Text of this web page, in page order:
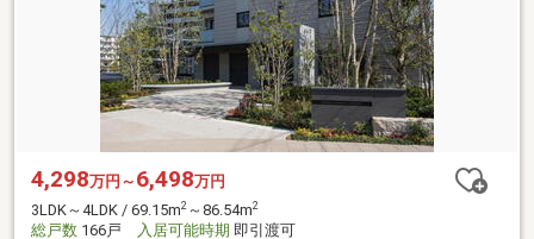
4,298万円～ 6,498万円
3LDK～4LDK / 69.15m2 ～86.54m2
総戸数 166戸 入居可能時期 即引渡可